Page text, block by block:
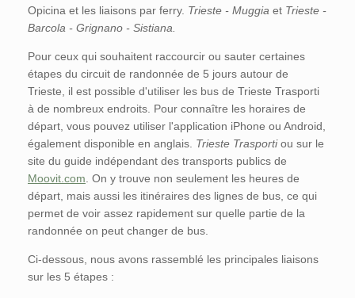
Opicina et les liaisons par ferry. Trieste - Muggia et Trieste -
Barcola - Grignano - Sistiana.
Pour ceux qui souhaitent raccourcir ou sauter certaines
étapes du circuit de randonnée de 5 jours autour de
Trieste, il est possible d'utiliser les bus de Trieste Trasporti
à de nombreux endroits. Pour connaître les horaires de
départ, vous pouvez utiliser l'application iPhone ou Android,
également disponible en anglais. Trieste Trasportiou sur le
site du guide indépendant des transports publics de
Moovit.com . On y trouve non seulement les heures de
départ, mais aussi les itinéraires des lignes de bus, ce qui
permet de voir assez rapidement sur quelle partie de la
randonnée on peut changer de bus.
Ci-dessous, nous avons rassemblé les principales liaisons
sur les 5 étapes :